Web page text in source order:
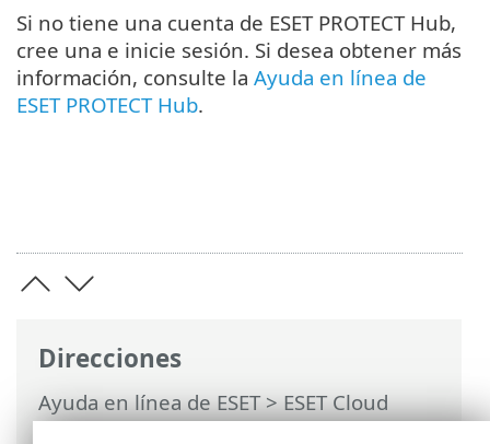
Direcciones
Ayuda en línea de ESET>ESET Cloud
Office Security>Suscripción a ESET
Si no tiene una cuenta de ESET PROTECT Hub,
cree una e inicie sesión. Si desea obtener más
información, consulte la Ayuda en línea de
ESET PROTECT Hub.